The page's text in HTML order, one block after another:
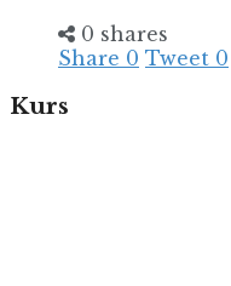
0 shares
Share 0 Tweet 0
Kurs